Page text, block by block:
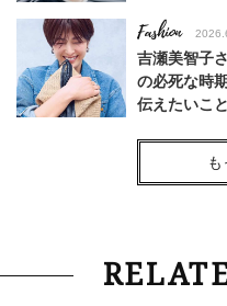
Fashion
吉瀬美智子
の必死な時
伝えたいこと
Fashion
【40代コン
ルドアクセ
Lifestyle
「お若いで